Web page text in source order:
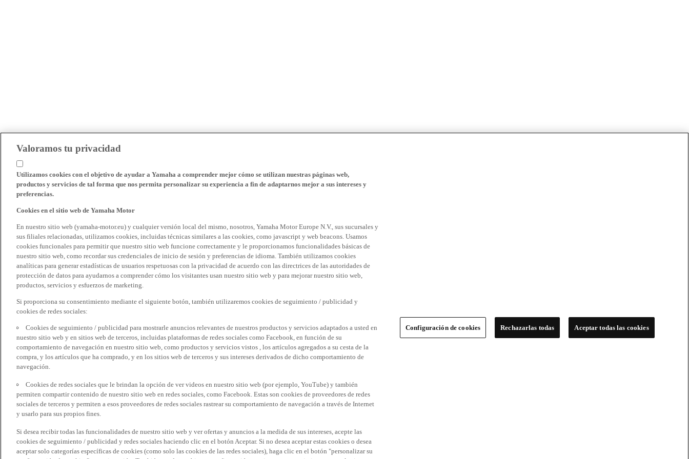
Valoramos tu privacidad
Utilizamos cookies con el objetivo de ayudar a Yamaha a comprender mejor cómo se utilizan nuestras páginas web,
productos y servicios de tal forma que nos permita personalizar su experiencia a fin de adaptarnos mejor a sus intereses y
preferencias.
Cookies en el sitio web de Yamaha Motor
En nuestro sitio web (yamaha-motor.eu) y cualquier versión local del mismo, nosotros, Yamaha Motor Europe N.V., sus sucursales y
sus filiales relacionadas, utilizamos cookies, incluidas técnicas similares a las cookies, como javascript y web beacons. Usamos
cookies funcionales para permitir que nuestro sitio web funcione correctamente y le proporcionamos funcionalidades básicas de
nuestro sitio web, como recordar sus credenciales de inicio de sesión y preferencias de idioma. También utilizamos cookies
analíticas para generar estadísticas de usuarios respetuosas con la privacidad de acuerdo con las directrices de las autoridades de
protección de datos para ayudarnos a comprender cómo los visitantes usan nuestro sitio web y para mejorar nuestro sitio web,
productos, servicios y esfuerzos de marketing.
Si proporciona su consentimiento mediante el siguiente botón, también utilizaremos cookies de seguimiento / publicidad y
cookies de redes sociales:
Cookies de seguimiento / publicidad para mostrarle anuncios relevantes de nuestros productos y servicios adaptados a usted en
nuestro sitio web y en sitios web de terceros, incluidas plataformas de redes sociales como Facebook, en función de su
comportamiento de navegación en nuestro sitio web, como productos y servicios vistos , los artículos agregados a su cesta de la
compra, y los artículos que ha comprado, y en los sitios web de terceros y sus intereses derivados de dicho comportamiento de
navegación.
Cookies de redes sociales que le brindan la opción de ver videos en nuestro sitio web (por ejemplo, YouTube) y también
permiten compartir contenido de nuestro sitio web en redes sociales, como Facebook. Estas son cookies de proveedores de redes
sociales de terceros y permiten a esos proveedores de redes sociales rastrear su comportamiento de navegación a través de Internet
y usarlo para sus propios fines.
Si desea recibir todas las funcionalidades de nuestro sitio web y ver ofertas y anuncios a la medida de sus intereses, acepte las
cookies de seguimiento / publicidad y redes sociales haciendo clic en el botón Aceptar. Si no desea aceptar estas cookies o desea
aceptar solo categorías específicas de cookies (como solo las cookies de las redes sociales), haga clic en el botón "personalizar su
Configuración de cookies Rechazarlas todas Aceptar todas las cookies